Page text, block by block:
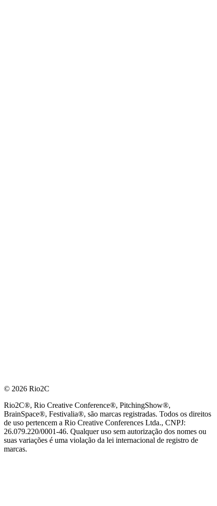
© 2026 Rio2C
Rio2C®, Rio Creative Conference®, PitchingShow®,
BrainSpace®, Festivalia®, são marcas registradas. Todos os direitos
de uso pertencem a Rio Creative Conferences Ltda., CNPJ:
26.079.220/0001-46. Qualquer uso sem autorização dos nomes ou
suas variações é uma violação da lei internacional de registro de
marcas.